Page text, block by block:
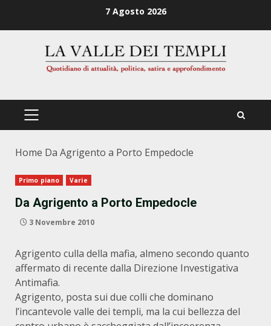
7 Agosto 2026
PRIMÄRES
Home Da Agrigento a Porto Empedocle
Primo piano Varie
Da Agrigento a Porto Empedocle
3 Novembre 2010
Agrigento culla della mafia, almeno secondo quanto
affermato di recente dalla Direzione Investigativa
Antimafia.
Agrigento, posta sui due colli che dominano
l’incantevole valle dei templi, ma la cui bellezza del